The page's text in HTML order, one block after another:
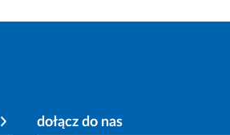
dołącz do nas